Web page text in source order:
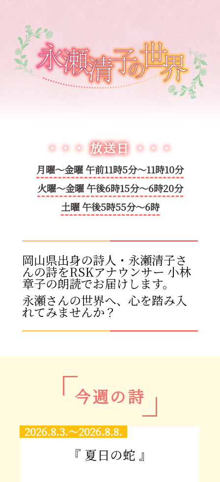
・・・ 放送日 ・・・
月曜～金曜 午前11時5分～11時10分
火曜～金曜 午後6時15分～6時20分
土曜 午後5時55分～6時
岡山県出身の詩人・永瀬清子さ
んの詩をRSKアナウンサー 小林
章子の朗読でお届けします。
永瀬さんの世界へ、心を踏み入
れてみませんか？
今週の詩
2026.8.3.～2026.8.8.
『 夏日の蛇 』